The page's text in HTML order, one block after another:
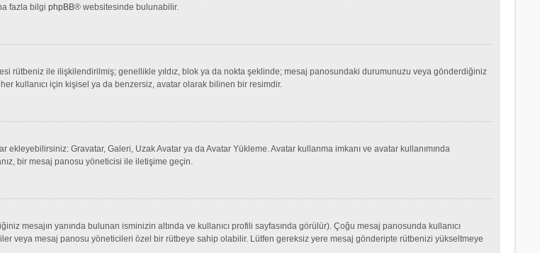
fazla bilgi phpBB® websitesinde bulunabilir.
rütbeniz ile ilişkilendirilmiş; genellikle yıldız, blok ya da nokta şeklinde; mesaj panosundaki durumunuzu veya gönderdiğiniz
kullanıcı için kişisel ya da benzersiz, avatar olarak bilinen bir resimdir.
Gravatar, Galeri, Uzak Avatar ya da Avatar Yükleme. Avatar kullanma imkanı ve avatar kullanımında
bir mesaj panosu yöneticisi ile iletişime geçin.
mesajın yanında bulunan isminizin altında ve kullanıcı profili sayfasında görülür). Çoğu mesaj panosunda kullanıcı
veya mesaj panosu yöneticileri özel bir rütbeye sahip olabilir. Lütfen gereksiz yere mesaj gönderipte rütbenizi yükseltmeye